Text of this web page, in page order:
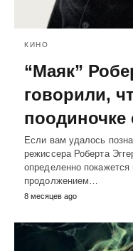
КИНО
“Маяк”
говорили,
поодиночке
Если вам удалось
режиссера Роберта
определенно покажется
продолжением…
8 месяцев ago